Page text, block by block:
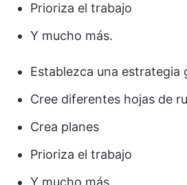
Prioriza el trabajo
Y mucho más.
Establezca una estrategia
Cree diferentes hojas de
Crea planes
Prioriza el trabajo
Y mucho más.